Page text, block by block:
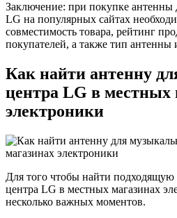
Заключение: при покупке антенны
LG на популярных сайтах
совместимость товара, рейтинг
покупателей, а также тип антенны
Как найти антенну
центра LG в местных
электроники
Для того чтобы найти подходящую
центра LG в местных магазинах
несколько важных моментов.